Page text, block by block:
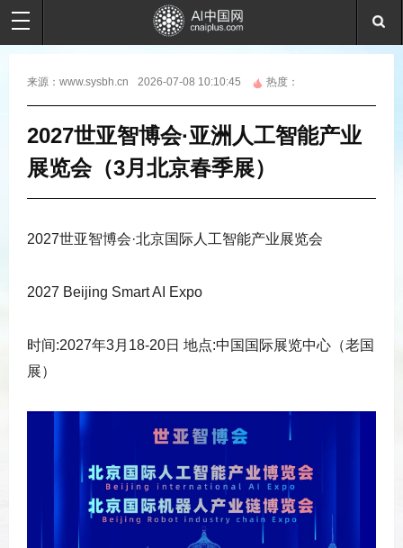
来源： www.sysbh.cn 2026-07-08 10:10:45 热度：
2027世亚智博会·亚洲人工智能产业
展览会（3月北京春季展）
2027世亚智博会·北京国际人工智能产业展览会
2027 Beijing Smart AI Expo
时间:2027年3月18-20日 地点:中国国际展览中心（老国
展）